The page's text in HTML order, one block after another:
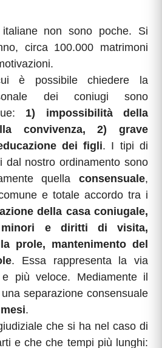
non sono poche. Si
circa 100.000 matrimoni
è possibile chiedere la
dei coniugi sono
1) impossibilità della
convivenza, 2) grave
dei figli. I tipi di
dal nostro ordinamento sono
quella consensuale,
e totale accordo tra i
della casa coniugale,
minori e diritti di visita,
prole, mantenimento del
. Essa rappresenta la via
più veloce. Mediamente il
separazione consensuale
.
che si ha nel caso di
e che che tempi più lunghi: